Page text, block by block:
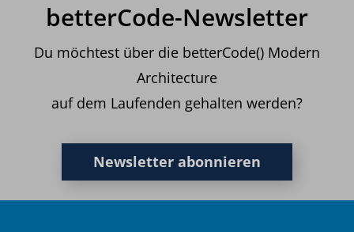
betterCode-Newsletter
Du möchtest über die betterCode() Modern
Architecture
auf dem Laufenden gehalten werden?
Newsletter abonnieren